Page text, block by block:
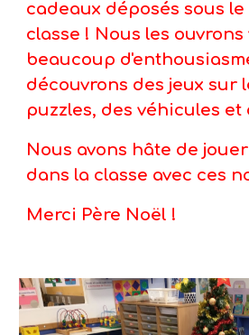
cadeaux déposés sous
classe ! Nous les ouvrons
beaucoup
découvrons des jeux sur
puzzles, des véhicules et
Nous avons hâte de
dans la classe avec ces
Merci Père Noël !